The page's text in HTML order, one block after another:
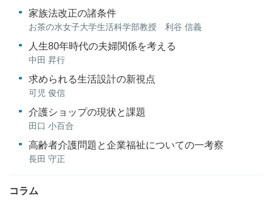
家族法改正の諸条件
お茶の水女子大学生活科学部教授 利谷 信義
人生80年時代の夫婦関係を考える
中田 昇行
求められる生活設計の新視点
可児 俊信
介護ショップの現状と課題
田口 小百合
高齢者介護問題と企業福祉についての一考察
長田 守正
コラム